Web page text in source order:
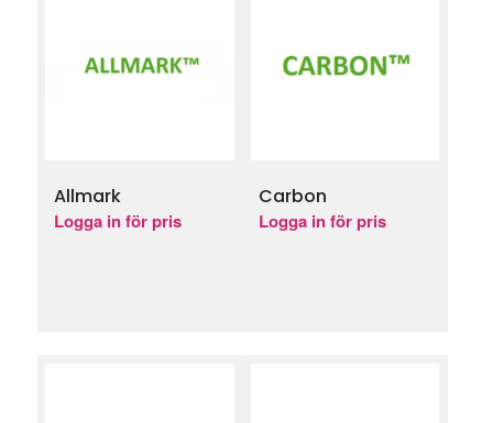
Allmark
Logga in för pris
Carbon
Logga in för pris